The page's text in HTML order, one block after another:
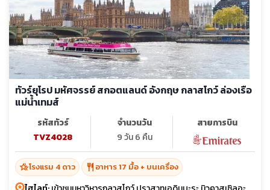
ทัวร์ยุโรป มหัศจรรย์ สกอตแลนด์ อังกฤษ กลาสโกว์ ล่องเรือ
แม่น้ำเทมส์
รหัสทัวร์
TVZ4028
จำนวนวัน
9 วัน 6 คืน
สายการบิน
hotel_classโรงแรม 4 ดาว restaurant อาหาร 17 มื้อ + บนเครื่อง